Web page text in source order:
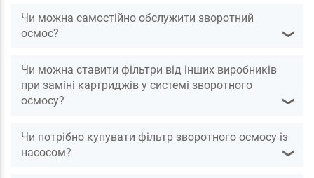
Чи можна самостійно обслужити зворотний
осмос?
❯
Чи можна ставити фільтри від інших виробників
при заміні картриджів у системі зворотного
осмосу?
❯
Чи потрібно купувати фільтр зворотного осмосу із
насосом?
❯